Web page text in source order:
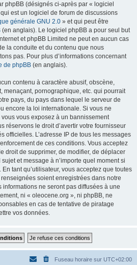
phpBB (désignés ci-après par « logiciel
est un logiciel de forum de discussions
générale GNU 2.0 » et qui peut être
(en anglais). Le logiciel phpBB a pour seul but
et phpBB Limited ne peut en aucun cas
la conduite et du contenu que nous
pas. Pour plus d’informations concernant
de phpBB (en anglais).
contenu à caractère abusif, obscène,
menaçant, pornographique, etc. qui pourrait
pays, du pays dans lequel le serveur de
encore la loi internationale. Si vous ne
vous exposez à un bannissement
réservons le droit d’avertir votre fournisseur
officielles. L’adresse IP de tous les messages
de ces conditions. Vous acceptez
droit de supprimer, de modifier, de déplacer
et message à n’importe quel moment si
tant qu’utilisateur, vous acceptez que toutes
soient enregistrées dans notre
ne seront pas diffusées à une
ni « oleocene.org », ni phpBB, ne
en cas de tentative de piratage
vos données.
Fuseau horaire sur UTC+02:00